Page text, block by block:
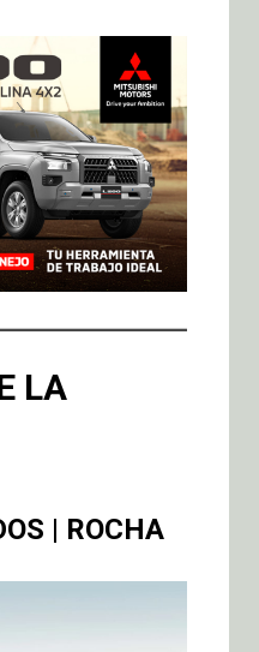
LA
| ROCHA